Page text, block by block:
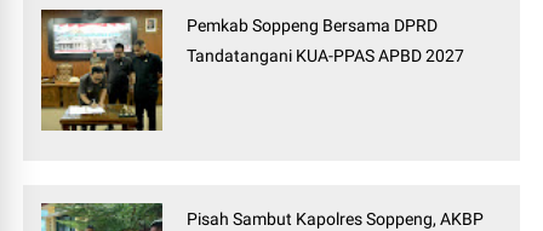
Pemkab Soppeng Bersama DPRD
Tandatangani KUA-PPAS APBD 2027
Pisah Sambut Kapolres Soppeng, AKBP